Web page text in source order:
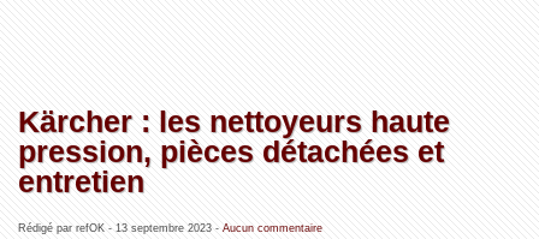
Kärcher : les nettoyeurs haute
pression, pièces détachées et
entretien
Rédigé par refOK - 13 septembre 2023- Aucun commentaire